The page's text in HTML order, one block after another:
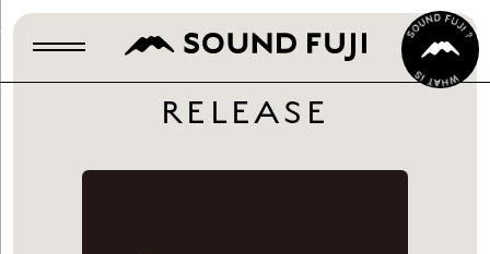
RELEASE